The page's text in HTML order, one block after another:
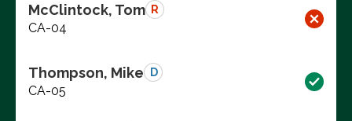
McClintock, Tom R
CA-04
Thompson, Mike D
CA-05